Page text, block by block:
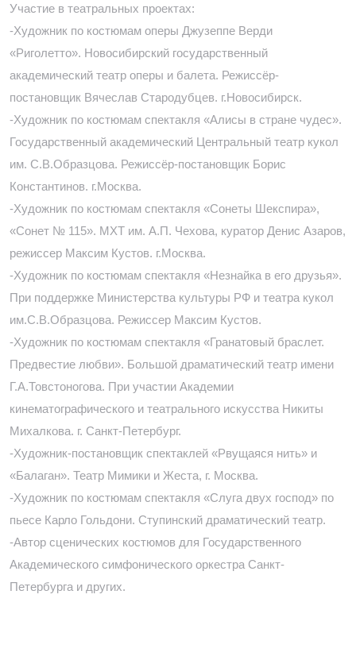
Участие в театральных проектах:
-Художник по костюмам оперы Джузеппе Верди
«Риголетто». Новосибирский государственный
академический театр оперы и балета. Режиссёр-
постановщик Вячеслав Стародубцев. г.Новосибирск.
-Художник по костюмам спектакля «Алисы в стране чудес».
Государственный академический Центральный театр кукол
им. С.В.Образцова. Режиссёр-постановщик Борис
Константинов. г.Москва.
-Художник по костюмам спектакля «Сонеты Шекспира»,
«Сонет № 115». МХТ им. А.П. Чехова, куратор Денис Азаров,
режиссер Максим Кустов. г.Москва.
-Художник по костюмам спектакля «Незнайка в его друзья».
При поддержке Министерства культуры РФ и театра кукол
им.С.В.Образцова. Режиссер Максим Кустов.
-Художник по костюмам спектакля «Гранатовый браслет.
Предвестие любви». Большой драматический театр имени
Г.А.Товстоногова. При участии Академии
кинематографического и театрального искусства Никиты
Михалкова. г. Санкт-Петербург.
-Художник-постановщик спектаклей «Рвущаяся нить» и
«Балаган». Театр Мимики и Жеста, г. Москва.
-Художник по костюмам спектакля «Слуга двух господ» по
пьесе Карло Гольдони. Ступинский драматический театр.
-Автор сценических костюмов для Государственного
Академического симфонического оркестра Санкт-
Петербурга и других.